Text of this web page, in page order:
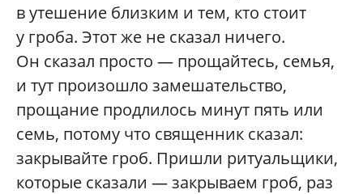
в утешение близким и тем, кто стоит
у гроба. Этот же не сказал ничего.
Он сказал просто — прощайтесь, семья,
и тут произошло замешательство,
прощание продлилось минут пять или
семь, потому что священник сказал:
закрывайте гроб. Пришли ритуальщики,
которые сказали — закрываем гроб, раз